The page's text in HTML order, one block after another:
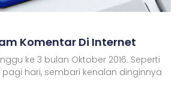
Komentar Di Internet
ke 3 bulan Oktober 2016. Seperti
hari, sembari kenalan dinginnya